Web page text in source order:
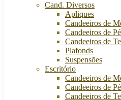
Cand. Diversos
Apliques
Candeeiros de
Candeeiros de Pé
Candeeiros de
Plafonds
Suspensões
Escritório
Candeeiros de
Candeeiros de Pé
Candeeiros de